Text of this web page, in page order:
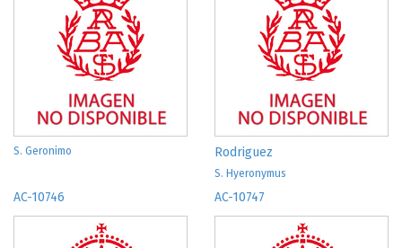
S. Geronimo Rodriguez
S. Hyeronymus
AC-10746 AC-10747